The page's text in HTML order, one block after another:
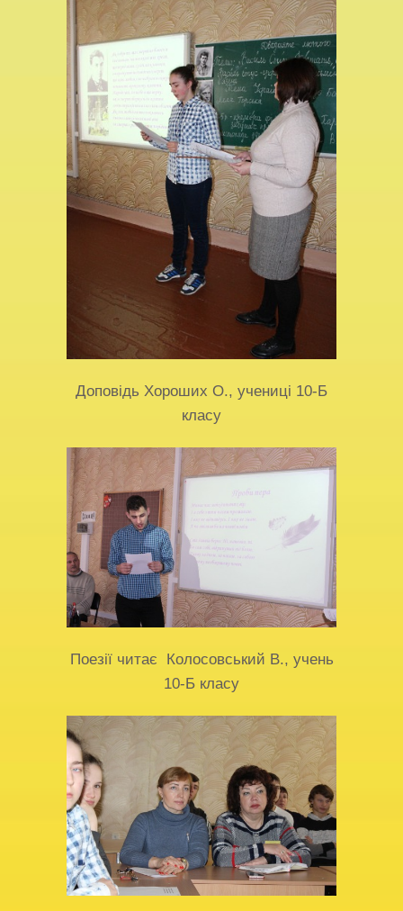
Доповідь Хороших О., учениці 10-Б
класу
Поезії читає Колосовський В., учень
10-Б класу